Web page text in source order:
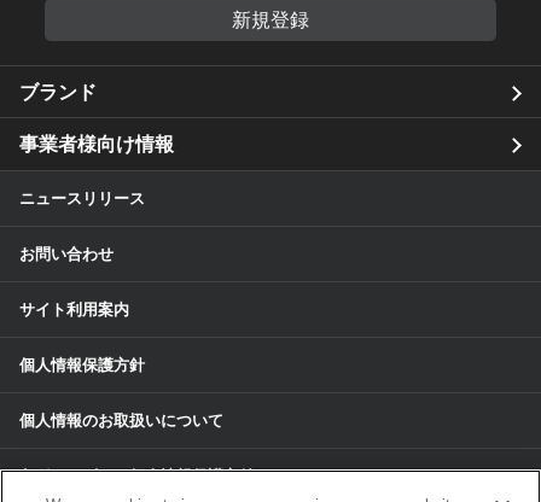
新規登録
ブランド
事業者様向け情報
ニュースリリース
お問い合わせ
サイト利用案内
個人情報保護方針
個人情報のお取扱いについて
各種サービスの個人情報保護方針